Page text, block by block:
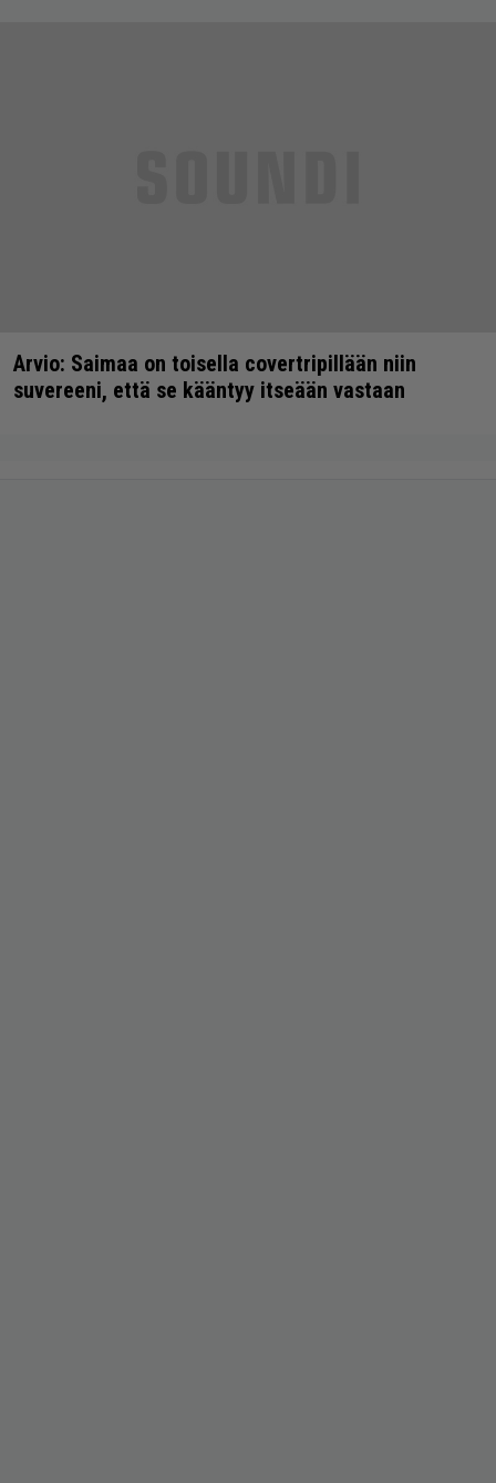
Arvio: Saimaa on toisella covertripillään niin
suvereeni, että se kääntyy itseään vastaan